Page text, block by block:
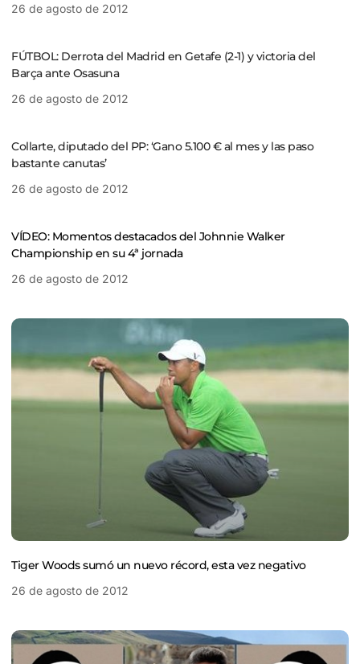
26 de agosto de 2012
FÚTBOL: Derrota del Madrid en Getafe (2-1) y victoria del
Barça ante Osasuna
26 de agosto de 2012
Collarte, diputado del PP: ‘Gano 5.100 € al mes y las paso
bastante canutas’
26 de agosto de 2012
VÍDEO: Momentos destacados del Johnnie Walker
Championship en su 4ª jornada
26 de agosto de 2012
Tiger Woods sumó un nuevo récord, esta vez negativo
26 de agosto de 2012